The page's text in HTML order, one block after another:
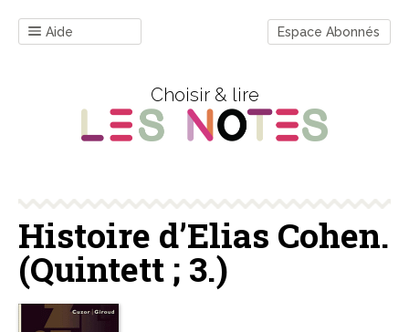
Aide Espace Abonnés
Choisir & lire
Histoire d’Elias Cohen.
(Quintett ; 3.)